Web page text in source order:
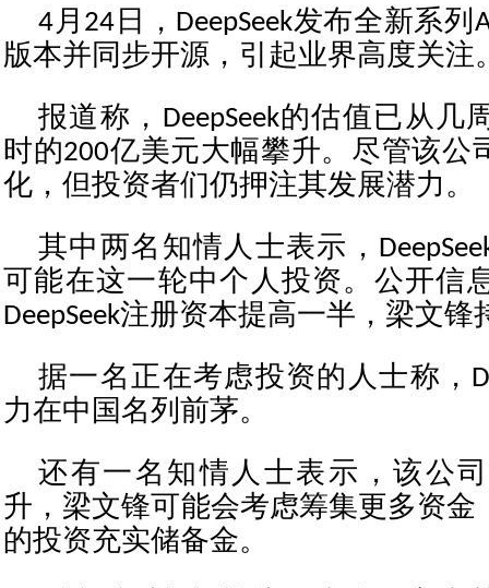
4月24日，DeepSeek发布全新系
版本并同步开源，引起业界高度关注
报道称，DeepSeek的估值已从几
时的200亿美元大幅攀升。尽管该公
化，但投资者们仍押注其发展潜力。
其中两名知情人士表示，
可能在这一轮中个人投资。公开信
DeepSeek注册资本提高一半，梁文锋
据一名正在考虑投资的人士称，
力在中国名列前茅。
还有一名知情人士表示，该公
升，梁文锋可能会考虑筹集更多资金
的投资充实储备金。